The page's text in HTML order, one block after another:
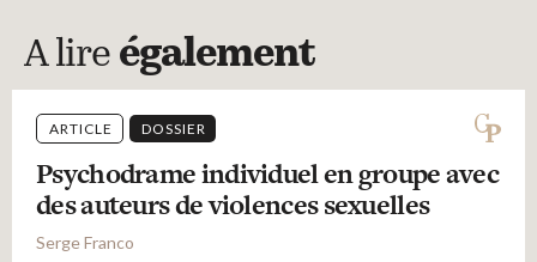
A lire également
ARTICLE DOSSIER
Psychodrame individuel en groupe avec
des auteurs de violences sexuelles
Serge Franco